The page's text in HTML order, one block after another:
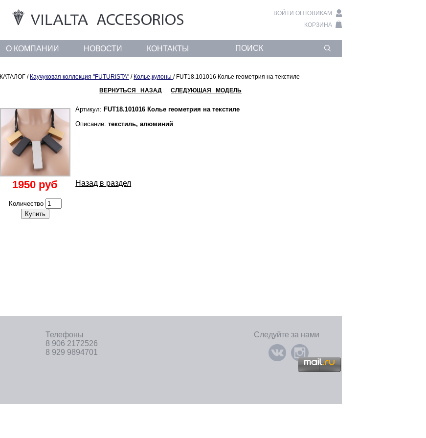
ВОЙТИ ОПТОВИКАМ
КОРЗИНА
О КОМПАНИИ НОВОСТИ КОНТАКТЫ
КАТАЛОГ / Каучуковая коллекция "FUTURISTA" / Колье,кулоны/ FUT18.101016 Колье геометрия на текстиле
ВЕРНУТЬСЯ НАЗАД
СЛЕДУЮЩАЯ МОДЕЛЬ
1950 руб
Количество
Купить
Артикул: FUT18.101016 Колье геометрия на текстиле
Описание:текстиль, алюминий
Назад в раздел
Телефоны
8 906 2172526
8 929 9894701
Следуйте за нами